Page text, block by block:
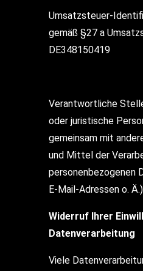
Umsatzsteuer-
gemäß §27 a
DE348150419
Verantwortliche
oder juristische
gemeinsam mit
und Mittel der
personenbezogenen
E-Mail-Adressen o.
Widerruf Ihrer
Datenverarbeitung
Viele